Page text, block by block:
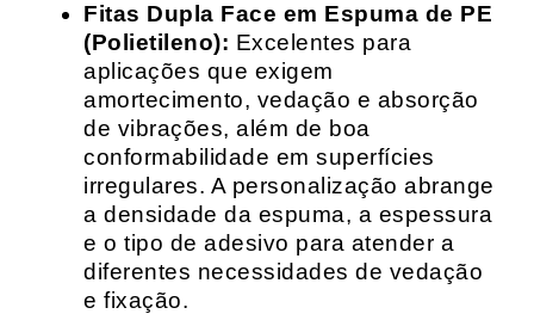
Fitas Dupla Face em Espuma de PE
(Polietileno): Excelentes para
aplicações que exigem
amortecimento, vedação e absorção
de vibrações, além de boa
conformabilidade em superfícies
irregulares. A personalização abrange
a densidade da espuma, a espessura
e o tipo de adesivo para atender a
diferentes necessidades de vedação
e fixação.